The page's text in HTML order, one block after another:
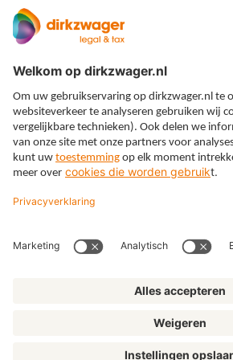
Expertises
Thema’s